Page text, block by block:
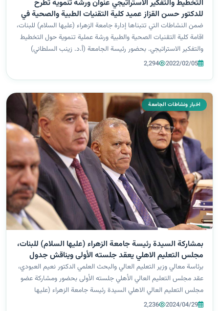
التخطيط والتفكير الاستراتيجي عنوان ورشة تنموية تطرح
للدكتور حسن القزاز عميد كلية التقنيات الطبية والصحية في
الجامعة ،الرؤى والأبعاد المؤثرة من دراسة الواقع.
ضمن النشاطات التي تتبناها إدارة جامعة الزهراء (عليها السلام) للبنات،
اقامة كلية التقنيات الصحية والطبية ورشة عملية تنموية حول التخطيط
والتفكير الاستراتيجي. بحضور رئيسة الجامعة (أ.د. زينب السلطاني)
والمساعد العلمي والسادة العمداء والتدريسيين والمِلاكات الإدارية...
2022/02/05
2,294
اخبار ونشاطات الجامعة
بمشاركة السيدة رئيسة جامعة الزهراء (عليها السلام) للبنات،
مجلس التعليم الاهلي يعقد جلسته الأولى ويناقش جدول
أعماله
برئاسة معالي وزير التعليم العالي والبحث العلمي الدكتور نعيم العبودي،
عقد مجلس التعليم العالي الأهلي جلسته الأولى بحضور ومشاركة عضو
مجلس التعليم العالي الاهلي السيدة رئيسة جامعة الزهراء (عليها
السلام) للبنات أ.د. زينب الملا السلطاني والسادة رؤساء الجامعات
2024/04/29
2,236